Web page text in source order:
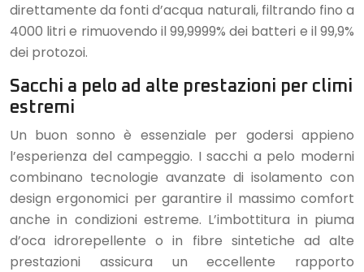
direttamente da fonti d’acqua naturali, filtrando fino a
4000 litri e rimuovendo il 99,9999% dei batteri e il 99,9%
dei protozoi.
Sacchi a pelo ad alte prestazioni per climi
estremi
Un buon sonno è essenziale per godersi appieno
l’esperienza del campeggio. I sacchi a pelo moderni
combinano tecnologie avanzate di isolamento con
design ergonomici per garantire il massimo comfort
anche in condizioni estreme. L’imbottitura in piuma
d’oca idrorepellente o in fibre sintetiche ad alte
prestazioni assicura un eccellente rapporto